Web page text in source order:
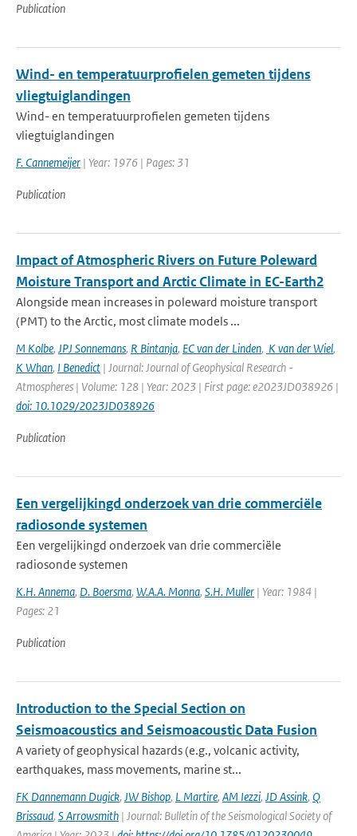
Publication
Wind- en temperatuurprofielen gemeten tijdens
vliegtuiglandingen
Wind- en temperatuurprofielen gemeten tijdens
vliegtuiglandingen
F. Cannemeijer | Year: 1976 | Pages: 31
Publication
Impact of Atmospheric Rivers on Future Poleward
Moisture Transport and Arctic Climate in EC-Earth2
Alongside mean increases in poleward moisture transport
(PMT) to the Arctic, most climate models ...
M Kolbe, JPJ Sonnemans, R Bintanja, EC van der Linden, K van der Wiel,
K Whan, I Benedict | Journal: Journal of Geophysical Research -
Atmospheres | Volume: 128 | Year: 2023 | First page: e2023JD038926 |
doi: 10.1029/2023JD038926
Publication
Een vergelijkingd onderzoek van drie commerciële
radiosonde systemen
Een vergelijkingd onderzoek van drie commerciële
radiosonde systemen
K.H. Annema, D. Boersma, W.A.A. Monna, S.H. Muller | Year: 1984 |
Pages: 21
Publication
Introduction to the Special Section on
Seismoacoustics and Seismoacoustic Data Fusion
A variety of geophysical hazards (e.g., volcanic activity,
earthquakes, mass movements, marine st...
FK Dannemann Dugick, JW Bishop, L Martire, AM Iezzi, JD Assink, Q
Brissaud, S Arrowsmith | Journal: Bulletin of the Seismological Society of